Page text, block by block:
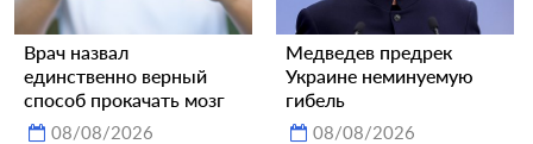
Врач назвал
единственно верный
способ прокачать мозг
08/08/2026
Медведев предрек
Украине неминуемую
гибель
08/08/2026